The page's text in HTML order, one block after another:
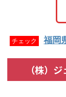
チェック 福岡
（株）